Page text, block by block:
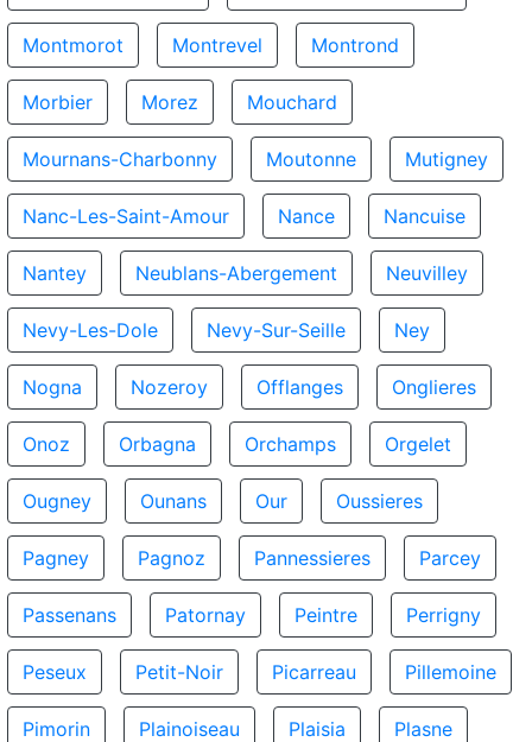
Montmorot Montrevel Montrond
Morbier Morez Mouchard
Mournans-Charbonny Moutonne Mutigney
Nanc-Les-Saint-Amour Nance Nancuise
Nantey Neublans-Abergement Neuvilley
Nevy-Les-Dole Nevy-Sur-Seille Ney
Nogna Nozeroy Offlanges Onglieres
Onoz Orbagna Orchamps Orgelet
Ougney Ounans Our Oussieres
Pagney Pagnoz Pannessieres Parcey
Passenans Patornay Peintre Perrigny
Peseux Petit-Noir Picarreau Pillemoine
Pimorin Plainoiseau Plaisia Plasne